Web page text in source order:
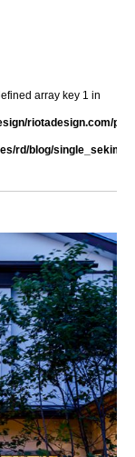
array key 1 in
riotadesign.com/
rd/blog/